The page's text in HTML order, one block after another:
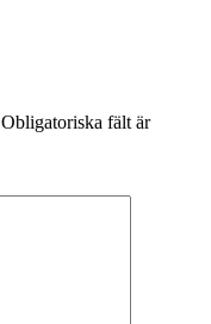
Obligatoriska fält är